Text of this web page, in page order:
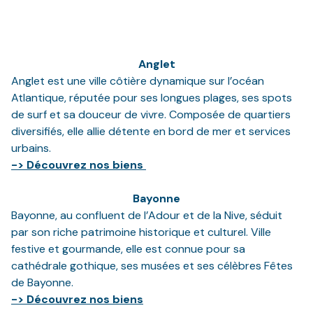
Anglet
Anglet est une ville côtière dynamique sur l’océan
Atlantique, réputée pour ses longues plages, ses spots
de surf et sa douceur de vivre. Composée de quartiers
diversifiés, elle allie détente en bord de mer et services
urbains.
-> Découvrez nos biens
Bayonne
Bayonne, au confluent de l’Adour et de la Nive, séduit
par son riche patrimoine historique et culturel. Ville
festive et gourmande, elle est connue pour sa
cathédrale gothique, ses musées et ses célèbres Fêtes
de Bayonne.
-> Découvrez nos biens